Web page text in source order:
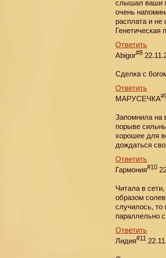
слышал ваши
очень
расплата и не
Генетическая
Ответить
Abigor#8
Сделка с
Ответить
МАРУСЕЧКА
Запомнила на
порыве
хорошее для
дождаться
Ответить
Гармония#10
Читала в
образом
случилось,
параллельно
Ответить
Лидия#11